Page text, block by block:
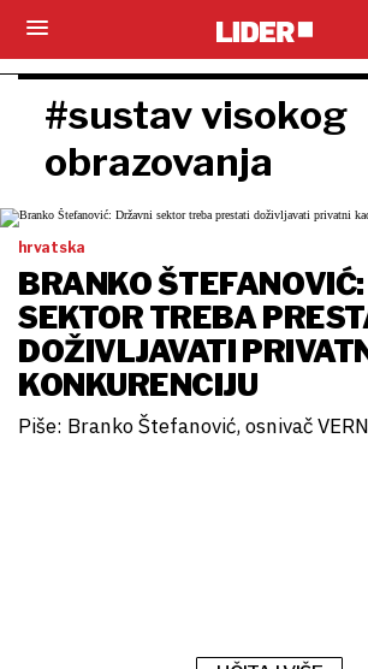
#sustav visokog
obrazovanja
hrvatska
BRANKO
SEKTOR TREBA
DOŽIVLJAVATI
KONKURENCIJU
Piše: Branko Štefanović, osnivač